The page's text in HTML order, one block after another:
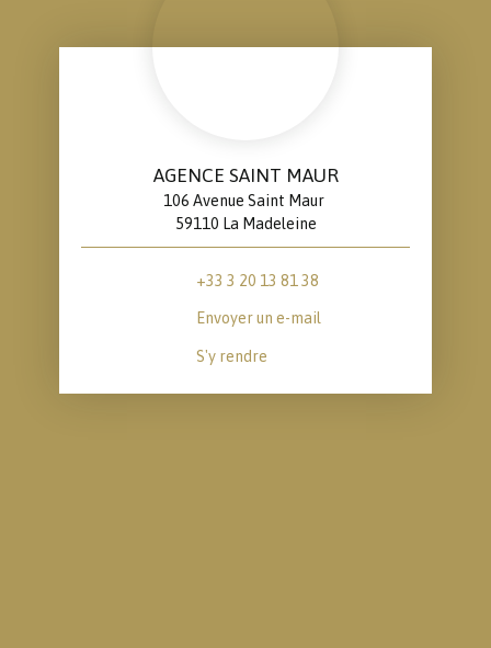
AGENCE SAINT MAUR
106 Avenue Saint Maur
59110 La Madeleine
+33 3 20 13 81 38
Envoyer un e-mail
S'y rendre